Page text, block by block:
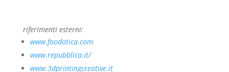
riferimenti esterni:
www.foodotica.com
www.repubblica.it/
www.3dprintingcreative.it